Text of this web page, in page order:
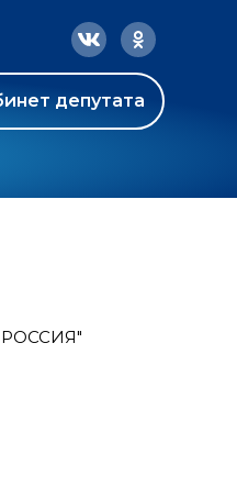
депутата
РОССИЯ"